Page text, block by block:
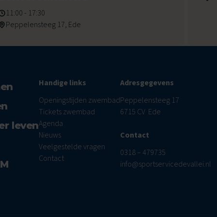
11:00 - 17:30
Peppelensteeg 17, Ede
leven
Handige links
Openingstijden zwembad
Tickets zwembad
Agenda
Nieuws
Veelgestelde vragen
Contact
Adresgegevens
Peppelensteeg 17
6715 CV Ede
Contact
0318 – 479735
info@sportservicedevallei.nl